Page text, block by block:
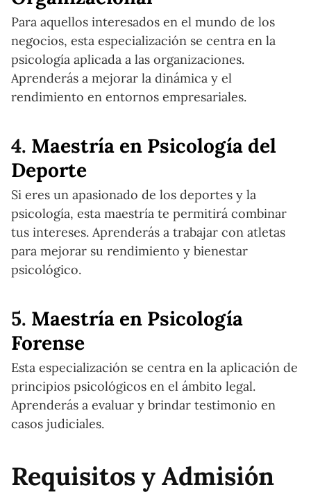
Para aquellos interesados en el mundo de los
negocios, esta especialización se centra en la
psicología aplicada a las organizaciones.
Aprenderás a mejorar la dinámica y el
rendimiento en entornos empresariales.
4. Maestría en Psicología del
Deporte
Si eres un apasionado de los deportes y la
psicología, esta maestría te permitirá combinar
tus intereses. Aprenderás a trabajar con atletas
para mejorar su rendimiento y bienestar
psicológico.
5. Maestría en Psicología
Forense
Esta especialización se centra en la aplicación de
principios psicológicos en el ámbito legal.
Aprenderás a evaluar y brindar testimonio en
casos judiciales.
Requisitos y Admisión